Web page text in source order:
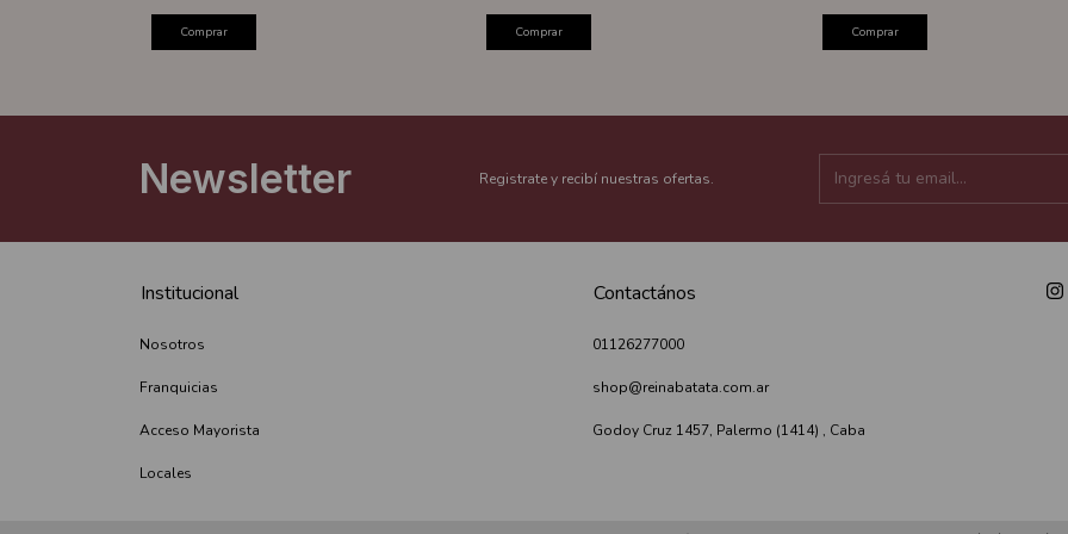
Comprar Comprar Comprar
Newsletter Registrate y recibí nuestras ofertas.
Institucional
Nosotros
Franquicias
Acceso Mayorista
Locales
Contactános
01126277000
shop@reinabatata.com.ar
Godoy Cruz 1457, Palermo (1414) , Caba